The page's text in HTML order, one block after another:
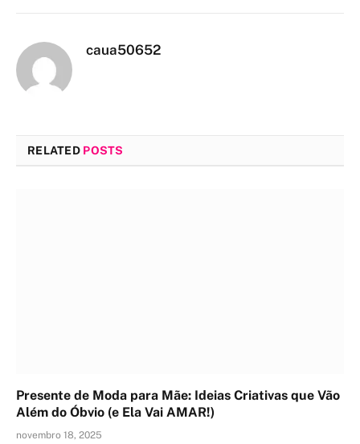
caua50652
RELATED POSTS
Presente de Moda para Mãe: Ideias Criativas que Vão
Além do Óbvio (e Ela Vai AMAR!)
novembro 18, 2025